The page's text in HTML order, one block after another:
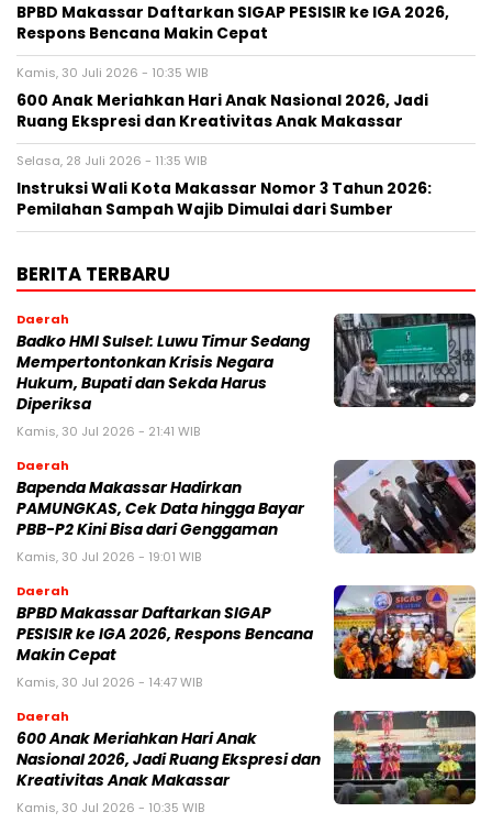
BPBD Makassar Daftarkan SIGAP PESISIR ke IGA 2026,
Respons Bencana Makin Cepat
Kamis, 30 Juli 2026 - 10:35 WIB
600 Anak Meriahkan Hari Anak Nasional 2026, Jadi
Ruang Ekspresi dan Kreativitas Anak Makassar
Selasa, 28 Juli 2026 - 11:35 WIB
Instruksi Wali Kota Makassar Nomor 3 Tahun 2026:
Pemilahan Sampah Wajib Dimulai dari Sumber
BERITA TERBARU
Daerah
Badko HMI Sulsel: Luwu Timur Sedang
Mempertontonkan Krisis Negara
Hukum, Bupati dan Sekda Harus
Diperiksa
Kamis, 30 Jul 2026 - 21:41 WIB
Daerah
Bapenda Makassar Hadirkan
PAMUNGKAS, Cek Data hingga Bayar
PBB-P2 Kini Bisa dari Genggaman
Kamis, 30 Jul 2026 - 19:01 WIB
Daerah
BPBD Makassar Daftarkan SIGAP
PESISIR ke IGA 2026, Respons Bencana
Makin Cepat
Kamis, 30 Jul 2026 - 14:47 WIB
Daerah
600 Anak Meriahkan Hari Anak
Nasional 2026, Jadi Ruang Ekspresi dan
Kreativitas Anak Makassar
Kamis, 30 Jul 2026 - 10:35 WIB